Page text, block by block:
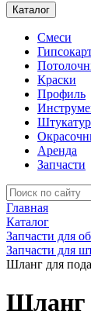
Каталог
Смеси
Краски
Профиль
Аренда
Запчасти
Главная
Каталог
Запчасти для
Запчасти для
Шланг для
Шланг